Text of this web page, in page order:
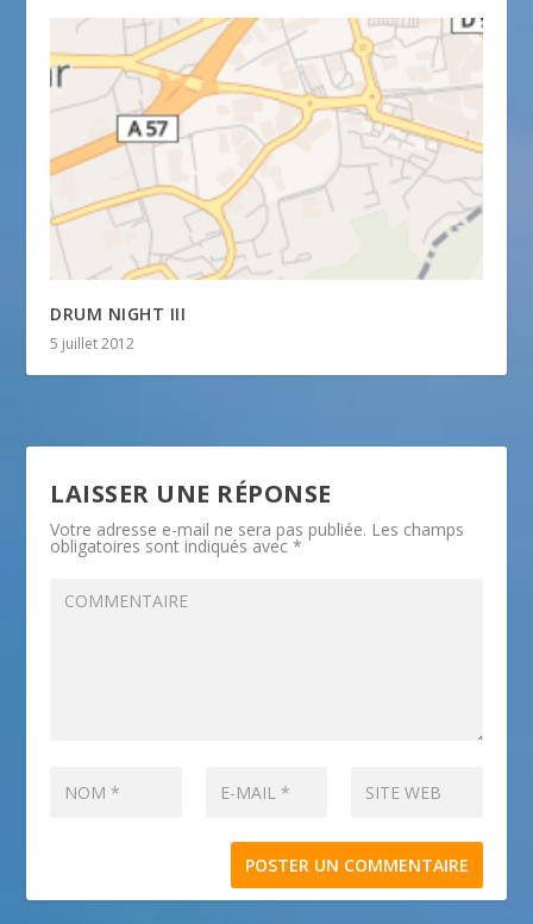
DRUM NIGHT III
5 juillet 2012
LAISSER UNE RÉPONSE
Votre adresse e-mail ne sera pas publiée. Les champs
obligatoires sont indiqués avec*